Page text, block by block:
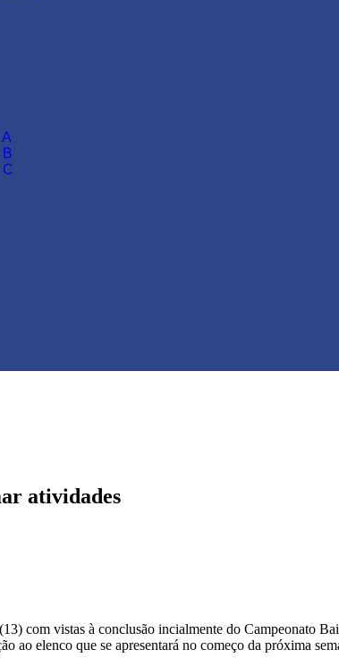
atividades
com vistas à conclusão incialmente do Campeonato
ao elenco que se apresentará no começo da próxima